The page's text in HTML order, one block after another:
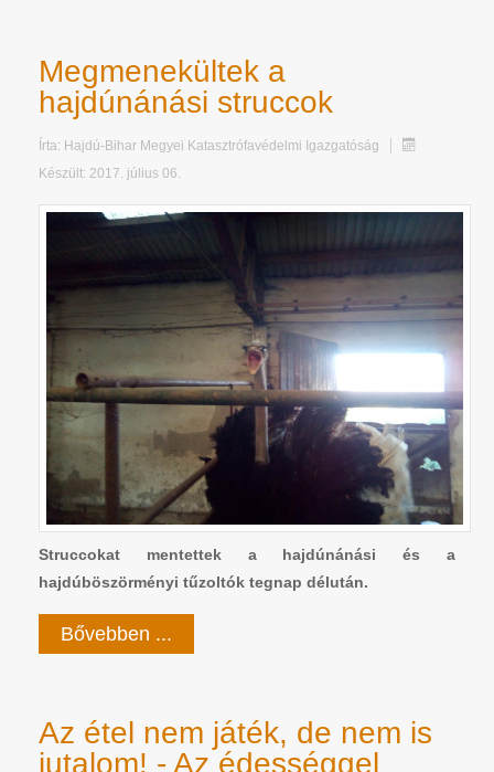
Megmenekültek a
hajdúnánási struccok
Írta: Hajdú-Bihar Megyei Katasztrófavédelmi Igazgatóság
Készült: 2017. július 06.
Struccokat mentettek a hajdúnánási és a
hajdúböszörményi tűzoltók tegnap délután.
Bővebben ...
Az étel nem játék, de nem is
jutalom! - Az édességgel